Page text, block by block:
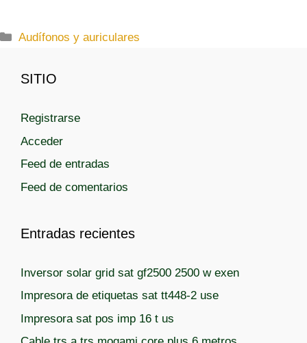
C
e
o
r
s
Audífonos y auriculares
SITIO
Registrarse
Acceder
Feed de entradas
Feed de comentarios
Entradas recientes
Inversor solar grid sat gf2500 2500 w exen
Impresora de etiquetas sat tt448-2 use
Impresora sat pos imp 16 t us